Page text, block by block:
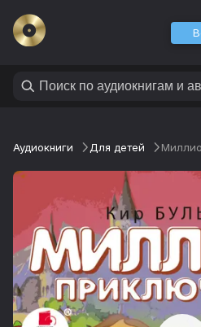
Аудиокниги Для детей